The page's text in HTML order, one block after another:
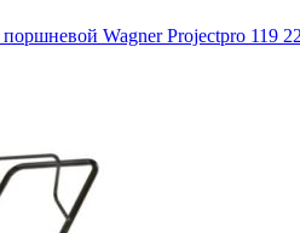
поршневой Wagner Projectpro 119